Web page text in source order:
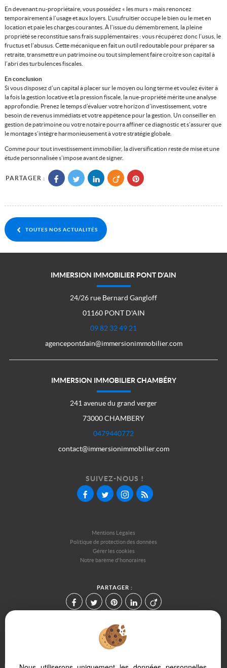
En devenant nu-propriétaire, vous possédez « les murs » mais renoncez
temporairement à l’usage et aux loyers. L’usufruitier occupe le bien ou le met en
location et paie les charges courantes. À l’issue du démembrement, la pleine
propriété se reconstitue sans frais supplémentaires : vous récupérez donc l’usus, le
fructus et l’abusus. Cette mécanique en fait un outil redoutable pour préparer sa
retraite, transmettre un patrimoine ou tout simplement faire croître son capital à
l’abri des turbulences fiscales.
En conclusion
Si vous disposez d’un capital à placer sur le moyen ou long terme et voulez éviter à
la fois la gestion locative et la pression fiscale, la nue-propriété mérite une analyse
approfondie. Prenez le temps d’évaluer votre horizon d’investissement, votre
besoin de revenus immédiats et votre appétence pour la gestion. Un conseiller en
gestion de patrimoine ou votre notaire pourra affiner ce diagnostic et s’assurer que
le montage s’intègre harmonieusement à votre stratégie globale.
Comme pour tout investissement immobilier, la diversification reste de mise et une
étude personnalisée s’impose avant de signer.
PARTAGER :
TOUTES NOS ACTUALITÉS
IMMERSION IMMOBILIER PONT D'AIN
24/26 rue Bernard Gangloff
01160 PONT D'AIN
09 82 32 49 21
agencepontdain@immersionimmobilier.com
IMMERSION IMMOBILIER CHAMBÉRY
241 avenue du grand verger
73000 CHAMBERY
0479440772
contact@immersionimmobilier.com
SUIVEZ-NOUS !
Mentions Légales
Politique de protection des données
Gérer les cookies
Notre barème d'honoraires
PARTAGER :